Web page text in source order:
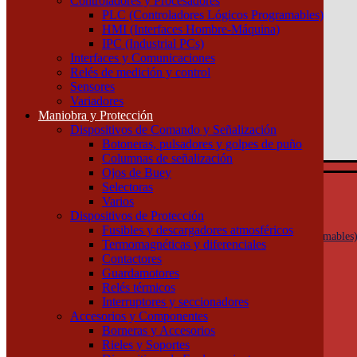
PLC (Controladores Lógicos Programables)
HMI (Interfaces Hombre-Máquina)
IPC (Industrial PCs)
Interfaces y Comunicaciones
Relés de medición y control
Sensores
Variadores
Maniobra y Protección
Dispositivos de Comando y Señalización
Botoneras, pulsadores y golpes de puño
Columnas de señalización
Ojos de Buey
Selectoras
Varios
Dispositivos de Protección
Fusibles y descargadores atmosféricos
Termomagnéticas y diferenciales
Contactores
Guardamotores
Relés térmicos
Interruptores y seccionadores
Accesorios y Componentes
Borneras y Accesorios
Rieles y Soportes
(011) 4253-9024
Atención por WhatsApp
11 3071 1515
0
$ 0,00
0
Tu pedido
Automatización y Control
Actuadores
Controladores y Procesadores
PLC (Controladores Lógicos
HMI (Interfaces Hombre-Máquina)
IPC (Industrial PCs)
Interfaces y Comunicaciones
Relés de medición y control
Sensores
Variadores
Maniobra y Protección
Dispositivos de Comando y Señalización